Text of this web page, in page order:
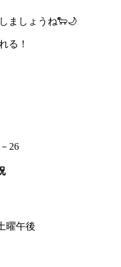
ましょうね🐑🌙
る！
26
曜午後